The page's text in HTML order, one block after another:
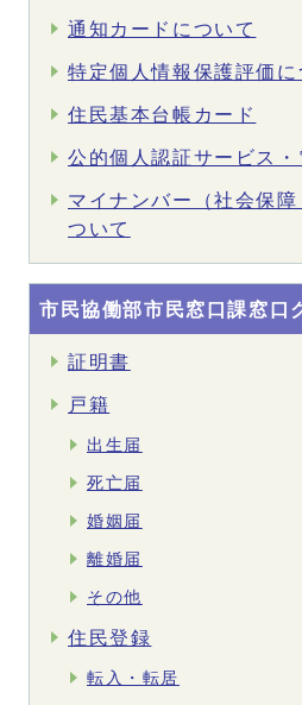
通知カードについて
特定個人情報保護評価に
住民基本台帳カード
公的個人認証サービス
マイナンバー（社会保
ついて
市民協働部市民窓口課窓口
証明書
戸籍
出生届
死亡届
婚姻届
離婚届
その他
住民登録
転入・転居